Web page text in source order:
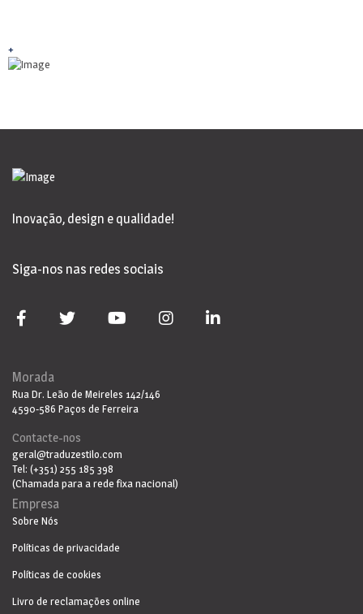
+
Inovação, design e qualidade!
Siga-nos nas redes sociais
Morada
Rua Dr. Leão de Meireles 142/146
4590-586 Paços de Ferreira
Contacte-nos
geral@traduzestilo.com
Tel: (+351) 255 185 398
(Chamada para a rede fixa nacional)
Empresa
Sobre Nós
Políticas de privacidade
Políticas de cookies
Livro de reclamações online